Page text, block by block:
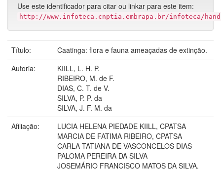
Use este identificador para citar ou linkar para este item:
http://www.infoteca.cnptia.embrapa.br/infoteca/
Título:
Caatinga: flora e fauna ameaçadas de extinção.
Autoria:
KIILL, L. H. P.
RIBEIRO, M. de F.
DIAS, C. T. de V.
SILVA, P. P. da
SILVA, J. F. M. da
Afiliação:
LUCIA HELENA PIEDADE KIILL, CPATSA
MARCIA DE FATIMA RIBEIRO, CPATSA
CARLA TATIANA DE VASCONCELOS DIAS
PALOMA PEREIRA DA SILVA
JOSEMÁRIO FRANCISCO MATOS DA SILVA.